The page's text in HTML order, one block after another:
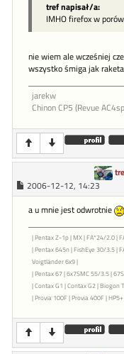
tref napisał/a:
IMHO firefox w
nie wiem ale wcześniej
wszystko śmiga jak raketa
jarekw
Chinon CP5 (Revue
2006-12-12, 14:23
a u mnie jest odwrotnie
| Pentax Z-1p | MX | FA*24/2.0 |
| Pentax 645n | FishEye 30/3.5 |
Voigtländer 6x9 |
| Pentax 67 | 6x7SMC 55/3.5 |
| Contax G1 | Contax G2 |
| Provia 100F | Provia 400F |